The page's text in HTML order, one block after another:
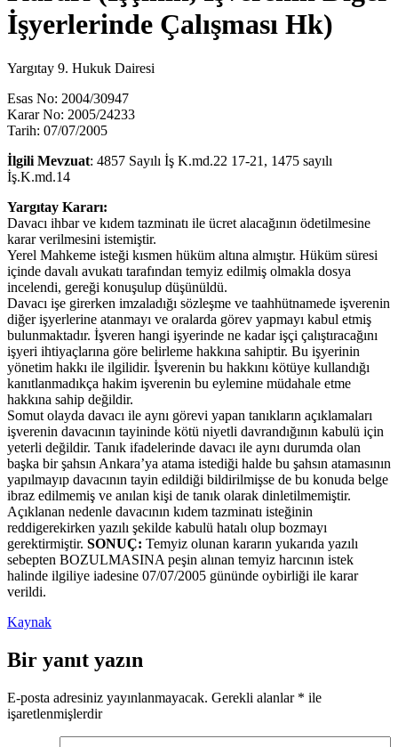
İşyerlerinde Çalışması Hk)
Yargıtay 9. Hukuk Dairesi
Esas No: 2004/30947
Karar No: 2005/24233
Tarih: 07/07/2005
İlgili Mevzuat: 4857 Sayılı İş K.md.22 17-21, 1475 sayılı
İş.K.md.14
Yargıtay Kararı:
Davacı ihbar ve kıdem tazminatı ile ücret alacağının ödetilmesine
karar verilmesini istemiştir.
Yerel Mahkeme isteği kısmen hüküm altına almıştır. Hüküm süresi
içinde davalı avukatı tarafından temyiz edilmiş olmakla dosya
incelendi, gereği konuşulup düşünüldü.
Davacı işe girerken imzaladığı sözleşme ve taahhütnamede işverenin
diğer işyerlerine atanmayı ve oralarda görev yapmayı kabul etmiş
bulunmaktadır. İşveren hangi işyerinde ne kadar işçi çalıştıracağını
işyeri ihtiyaçlarına göre belirleme hakkına sahiptir. Bu işyerinin
yönetim hakkı ile ilgilidir. İşverenin bu hakkını kötüye kullandığı
kanıtlanmadıkça hakim işverenin bu eylemine müdahale etme
hakkına sahip değildir.
Somut olayda davacı ile aynı görevi yapan tanıkların açıklamaları
işverenin davacının tayininde kötü niyetli davrandığının kabulü için
yeterli değildir. Tanık ifadelerinde davacı ile aynı durumda olan
başka bir şahsın Ankara’ya atama istediği halde bu şahsın atamasının
yapılmayıp davacının tayin edildiği bildirilmişse de bu konuda belge
ibraz edilmemiş ve anılan kişi de tanık olarak dinletilmemiştir.
Açıklanan nedenle davacının kıdem tazminatı isteğinin
reddigerekirken yazılı şekilde kabulü hatalı olup bozmayı
gerektirmiştir. SONUÇ: Temyiz olunan kararın yukarıda yazılı
sebepten BOZULMASINA peşin alınan temyiz harcının istek
halinde ilgiliye iadesine 07/07/2005 gününde oybirliği ile karar
verildi.
Kaynak
Bir yanıt yazın
E-posta adresiniz yayınlanmayacak. Gerekli alanlar * ile
işaretlenmişlerdir